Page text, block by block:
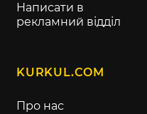
Написати в
рекламний відділ
KURKUL.COM
Про нас